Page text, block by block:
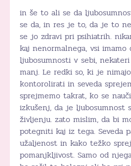
in še to ali se da
se da, in res je to, da je to
se jo zdravi pri psihiatrih.
kaj nenormalnega, vsi imamo
ljubosumnosti v sebi,
manj. Le redki so, ki je
kontorolirati in seveda
sprejmemo takrat, ko se
izkušenj, da je ljubosumnost
življenju. zato mislim, da bi
potegniti kaj iz tega. Seveda
užaljenost in kako težko
pomanjkljivost. Samo od